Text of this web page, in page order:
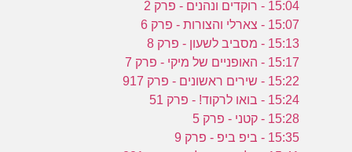
15:04 - רוקדים ונהנים - פרק 2
15:07 - צארלי והצורות - פרק 6
15:13 - מסביב לשעון - פרק 8
15:17 - האופניים של מיקי - פרק 7
15:22 - שירים ראשונים - פרק 917
15:24 - בואו לרקוד! - פרק 51
15:28 - קטני - פרק 5
15:35 - ביפ ביפ - פרק 9